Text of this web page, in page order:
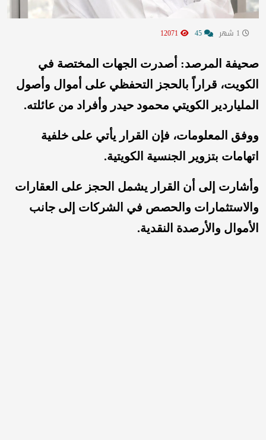
صحيفة المرصد: أصدرت الجهات المختصة في
الكويت، قراراً بالحجز التحفظي على أموال وأصول
الملياردير الكويتي محمود حيدر وأفراد من عائلته.
ووفق المعلومات، فإن القرار يأتي على خلفية
اتهامات بتزوير الجنسية الكويتية.
وأشارت إلى أن القرار يشمل الحجز على العقارات
والاستثمارات والحصص في الشركات إلى جانب
الأموال والأرصدة النقدية.